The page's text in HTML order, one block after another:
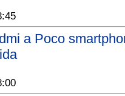
a Poco